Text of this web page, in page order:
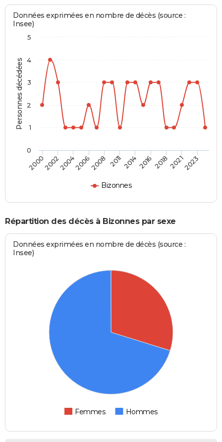
Personnes décédées
Données exprimées en nombre de décès (source :
Insee)
Bizonnes
20002002200420062008 201120142016201820212023
0
1
2
3
4
5
Répartition des décès à Bizonnes par sexe
Données exprimées en nombre de décès (source :
Insee)
Femmes Hommes